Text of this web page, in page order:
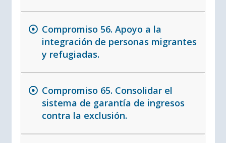
Compromiso 56. Apoyo a la
integración de personas migrantes
y refugiadas.
Compromiso 65. Consolidar el
sistema de garantía de ingresos
contra la exclusión.